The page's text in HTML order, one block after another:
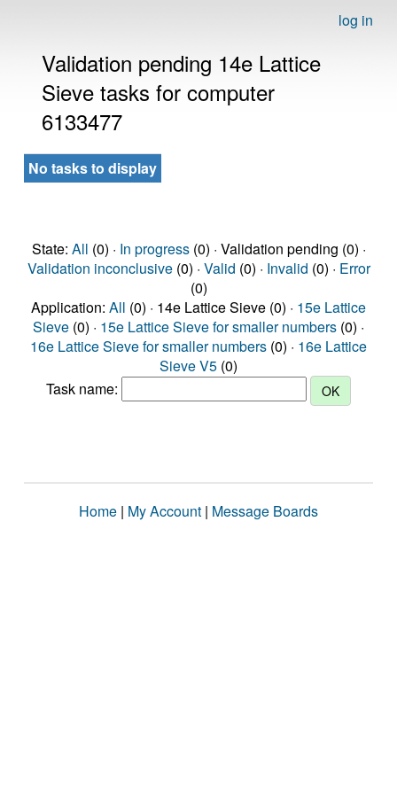
log in
Validation pending 14e Lattice
Sieve tasks for computer
6133477
No tasks to display
State: All (0) · In progress(0) · Validation pending (0) ·
Validation inconclusive(0) · Valid (0) · Invalid (0) · Error
(0)
Application: All (0) · 14e Lattice Sieve (0) · 15e Lattice
Sieve (0) · 15e Lattice Sieve for smaller numbers (0) ·
16e Lattice Sieve for smaller numbers (0) · 16e Lattice
Sieve V5 (0)
Task name:
Home | My Account | Message Boards